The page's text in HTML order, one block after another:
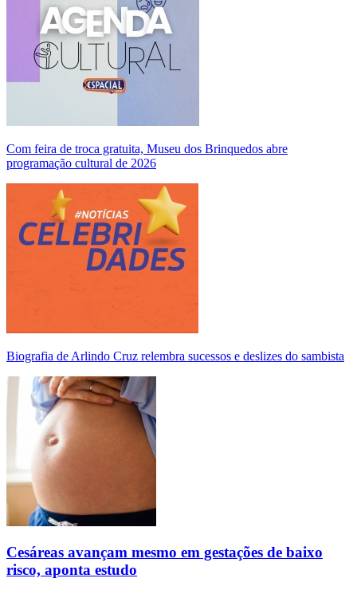
Com feira de troca gratuita, Museu dos Brinquedos abre
programação cultural de 2026
Biografia de Arlindo Cruz relembra sucessos e deslizes do sambista
Cesáreas avançam mesmo em gestações de baixo
risco, aponta estudo